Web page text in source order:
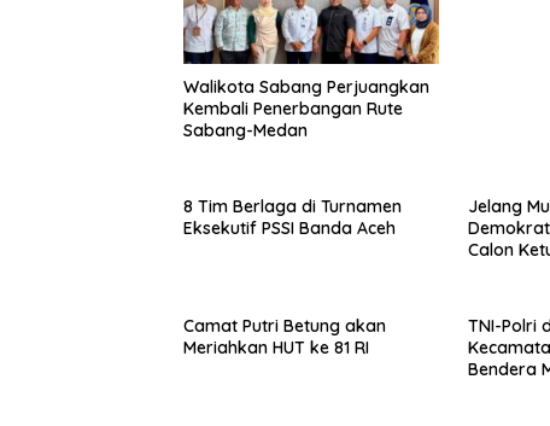
Walikota Sabang Perjuangkan
Kembali Penerbangan Rute
Sabang-Medan
8 Tim Berlaga di Turnamen
Eksekutif PSSI Banda Aceh
Jelang
Calon
Camat Putri Betung akan
Meriahkan HUT ke 81 RI
TNI-Polri
Bendera